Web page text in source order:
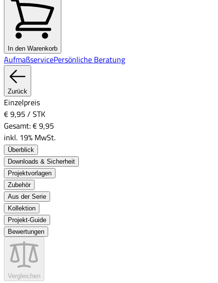
In den Warenkorb
AufmaßservicePersönliche Beratung
Zurück
Einzelpreis
€ 9,95 / STK
Gesamt:€ 9,95
inkl. 19% MwSt.
Überblick
Downloads & Sicherheit
Projektvorlagen
Zubehör
Aus der Serie
Kollektion
Projekt-Guide
Bewertungen
Vergleichen